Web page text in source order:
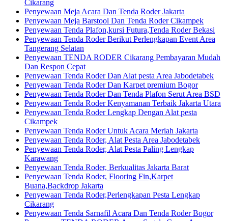
Cikarang
Penyewaan Meja Acara Dan Tenda Roder Jakarta
Penyewaan Meja Barstool Dan Tenda Roder Cikampek
Penyewaan Tenda Plafon,kursi Futura,Tenda Roder Bekasi
Penyewaan Tenda Roder Berikut Perlengkapan Event Area
Tangerang Selatan
Penyewaan TENDA RODER Cikarang Pembayaran Mudah
Dan Respon Cepat
Penyewaan Tenda Roder Dan Alat pesta Area Jabodetabek
Penyewaan Tenda Roder Dan Karpet premium Bogor
Penyewaan Tenda Roder Dan Tenda Plafon Serut Area BSD
Penyewaan Tenda Roder Kenyamanan Terbaik Jakarta Utara
Penyewaan Tenda Roder Lengkap Dengan Alat pesta
Cikampek
Penyewaan Tenda Roder Untuk Acara Meriah Jakarta
Penyewaan Tenda Roder, Alat Pesta Area Jabodetabek
Penyewaan Tenda Roder, Alat Pesta Paling Lengkap
Karawang
Penyewaan Tenda Roder, Berkualitas Jakarta Barat
Penyewaan Tenda Roder, Flooring Fin,Karpet
Buana,Backdrop Jakarta
Penyewaan Tenda Roder,Perlengkapan Pesta Lengkap
Cikarang
Penyewaan Tenda Sarnafil Acara Dan Tenda Roder Bogor